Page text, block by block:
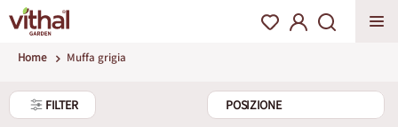
Home Muffa grigia
FILTER